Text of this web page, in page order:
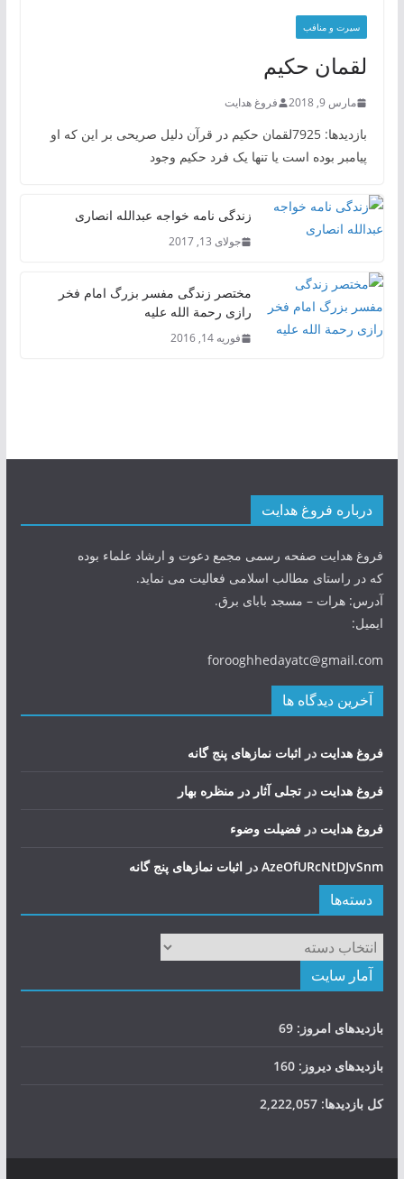
سیرت و منافب
لقمان حکیم
مارس 9, 2018 فروغ هدایت
بازدیدها: 7925لقمان حکیم در قرآن دلیل صریحی بر این که او
پیامبر بوده است یا تنها یک فرد حکیم وجود
زندگی نامه خواجه عبدالله انصاری
جولای 13, 2017
مختصر زندگی مفسر بزرگ امام فخر
رازی رحمة الله علیه
فوریه 14, 2016
درباره فروغ هدایت
فروغ هدایت صفحه رسمی مجمع دعوت و ارشاد علماء بوده
که در راستای مطالب اسلامی فعالیت می نماید.
آدرس: هرات – مسجد بابای برق.
ایمیل:
forooghhedayatc@gmail.com
آخرین دیدگاه ها
فروغ هدایت در اثبات نمازهای پنج گانه
فروغ هدایت در تجلی آثار در منظره بهار
فروغ هدایت در فضيلت وضوء
AzeOfURcNtDJvSnmدر اثبات نمازهای پنج گانه
دسته‌ها
دسته‌ها
آمار سایت
بازدیدهای امروز: 69
بازدیدهای دیروز: 160
کل بازدیدها: 2,222,057